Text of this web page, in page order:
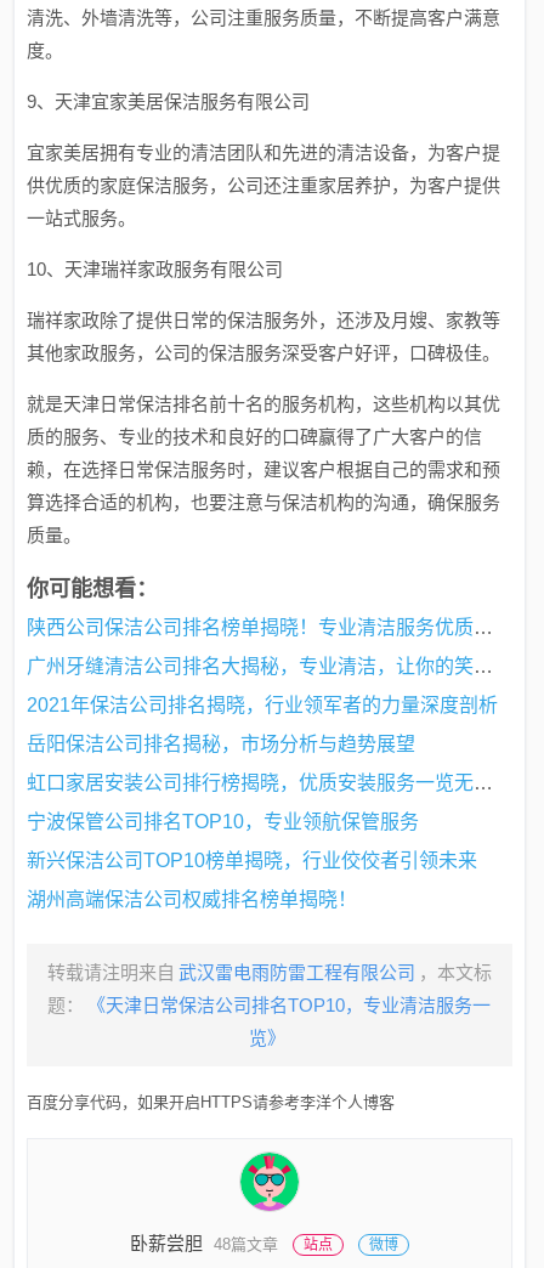
清洗、外墙清洗等，公司注重服务质量，不断提高客户满意
度。
9、天津宜家美居保洁服务有限公司
宜家美居拥有专业的清洁团队和先进的清洁设备，为客户提
供优质的家庭保洁服务，公司还注重家居养护，为客户提供
一站式服务。
10、天津瑞祥家政服务有限公司
瑞祥家政除了提供日常的保洁服务外，还涉及月嫂、家教等
其他家政服务，公司的保洁服务深受客户好评，口碑极佳。
就是天津日常保洁排名前十名的服务机构，这些机构以其优
质的服务、专业的技术和良好的口碑赢得了广大客户的信
赖，在选择日常保洁服务时，建议客户根据自己的需求和预
算选择合适的机构，也要注意与保洁机构的沟通，确保服务
质量。
你可能想看：
陕西公司保洁公司排名榜单揭晓！专业清洁服务优质企业榜单出炉！
广州牙缝清洁公司排名大揭秘，专业清洁，让你的笑容更自信！
2021年保洁公司排名揭晓，行业领军者的力量深度剖析
岳阳保洁公司排名揭秘，市场分析与趋势展望
虹口家居安装公司排行榜揭晓，优质安装服务一览无余！
宁波保管公司排名TOP10，专业领航保管服务
新兴保洁公司TOP10榜单揭晓，行业佼佼者引领未来
湖州高端保洁公司权威排名榜单揭晓！
转载请注明来自 武汉雷电雨防雷工程有限公司 ，本文标
题：
《天津日常保洁公司排名TOP10，专业清洁服务一
览》
百度分享代码，如果开启HTTPS请参考李洋个人博客
卧薪尝胆 48篇文章 站点 微博